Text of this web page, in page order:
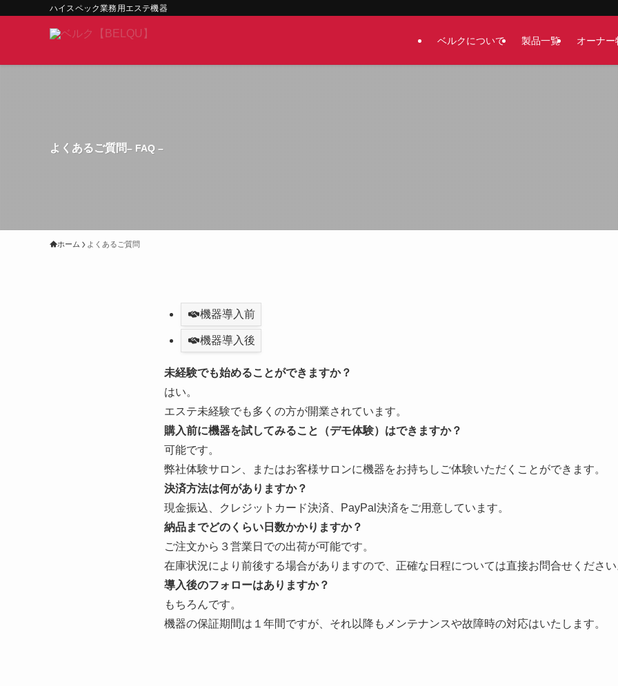
ハイスペック業務用エステ機器
ベルクについて 製品一覧 オーナー
よくあるご質問– FAQ –
ホーム よくあるご質問
機器導入前
機器導入後
未経験でも始めることができますか？
はい。
エステ未経験でも多くの方が開業されています。
購入前に機器を試してみること（デモ体験）はできますか？
可能です。
弊社体験サロン、またはお客様サロンに機器をお持ちしご体験いただくことができます。
決済方法は何がありますか？
現金振込、クレジットカード決済、PayPal決済をご用意しています。
納品までどのくらい日数かかりますか？
ご注文から３営業日での出荷が可能です。
在庫状況により前後する場合がありますので、正確な日程については直接お問合せくださ
導入後のフォローはありますか？
もちろんです。
機器の保証期間は１年間ですが、それ以降もメンテナンスや故障時の対応はいたします。